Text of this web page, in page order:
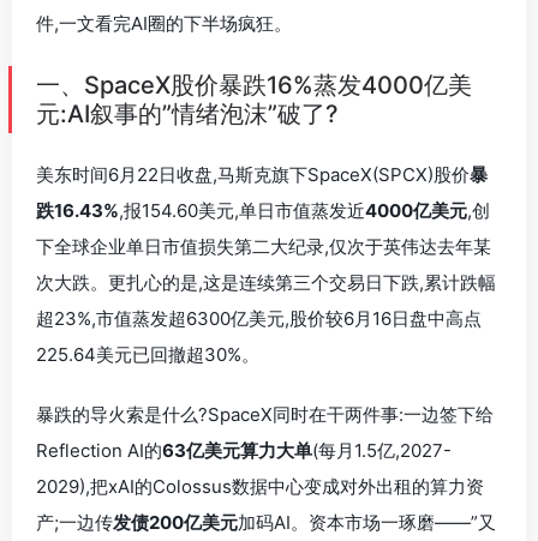
件,一文看完AI圈的下半场疯狂。
一、SpaceX股价暴跌16%蒸发4000亿美
元:AI叙事的”情绪泡沫”破了?
美东时间6月22日收盘,马斯克旗下SpaceX(SPCX)股价暴
跌16.43%,报154.60美元,单日市值蒸发近4000亿美元,创
下全球企业单日市值损失第二大纪录,仅次于英伟达去年某
次大跌。更扎心的是,这是连续第三个交易日下跌,累计跌幅
超23%,市值蒸发超6300亿美元,股价较6月16日盘中高点
225.64美元已回撤超30%。
暴跌的导火索是什么?SpaceX同时在干两件事:一边签下给
Reflection AI的63亿美元算力大单(每月1.5亿,2027-
2029),把xAI的Colossus数据中心变成对外出租的算力资
产;一边传发债200亿美元加码AI。资本市场一琢磨——”又